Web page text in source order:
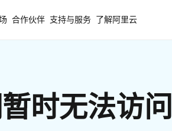
合作伙伴 支持与服务 了解阿里云
时无法访问